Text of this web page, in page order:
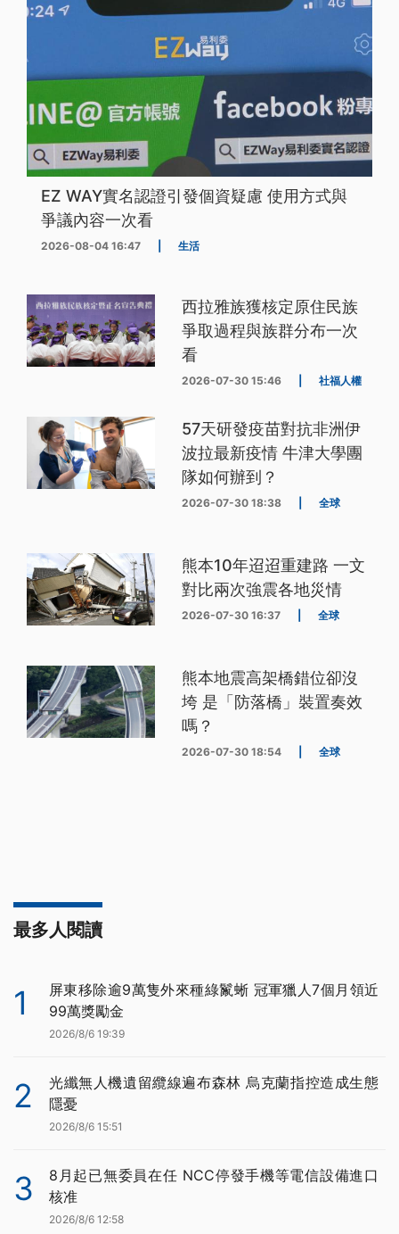
EZ WAY實名認證引發個資疑慮 使用方式與
爭議內容一次看
2026-08-04 16:47 生活
西拉雅族獲核定原住民族
爭取過程與族群分布一次
看
2026-07-30 15:46 社福人權
57天研發疫苗對抗非洲伊
波拉最新疫情 牛津大學團
隊如何辦到？
2026-07-30 18:38 全球
熊本10年迢迢重建路 一文
對比兩次強震各地災情
2026-07-30 16:37 全球
熊本地震高架橋錯位卻沒
垮 是「防落橋」裝置奏效
嗎？
2026-07-30 18:54 全球
最多人閱讀
1
屏東移除逾9萬隻外來種綠鬣蜥 冠軍獵人7個月領近
99萬獎勵金
2026/8/6 19:39
2
光纖無人機遺留纜線遍布森林 烏克蘭指控造成生態
隱憂
2026/8/6 15:51
3
8月起已無委員在任 NCC停發手機等電信設備進口
核准
2026/8/6 12:58